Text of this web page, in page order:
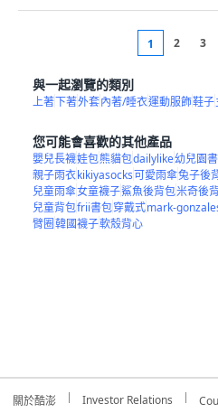
1 2 3
與一起瀏覽的類別
上著下著外套內著/睡衣運動服飾鞋子
您可能會喜歡的其他產品
嬰兒長襪娃包熊貓包dailylike幼兒園
親子雨衣kikiyasocks可愛雨傘兔子後
兒童雨傘女童襪子鯊魚後背包米奇後
兒童背包frii書包穿戴式mark-
臂圈韓國襪子軟殼背心
關於酷澎 Investor Relations